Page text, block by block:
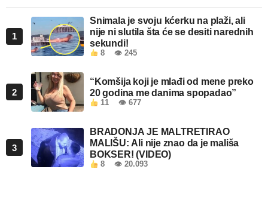
1
Snimala je svoju kćerku na plaži, ali
nije ni slutila šta će se desiti narednih
sekundi!
8 👁 245
2
“Komšija koji je mlađi od mene preko
20 godina me danima spopadao”
11 👁 677
3
BRADONJA JE MALTRETIRAO
MALIŠU: Ali nije znao da je mališa
BOKSER! (VIDEO)
8 👁 20.093